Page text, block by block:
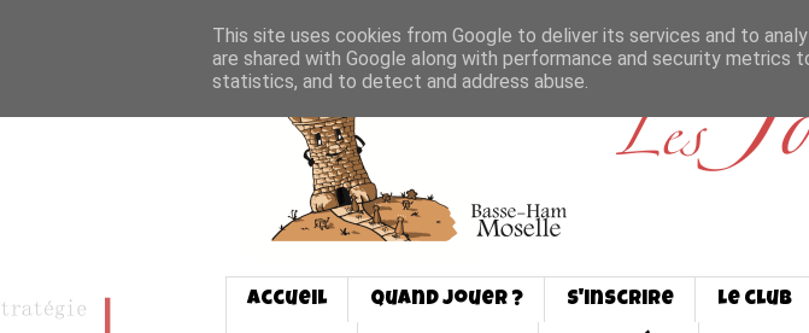
Accueil Quand jouer ? S'inscrire Le club
This site uses cookies from Google to deliver its services and to
are shared with Google along with performance and security metrics
statistics, and to detect and address abuse.